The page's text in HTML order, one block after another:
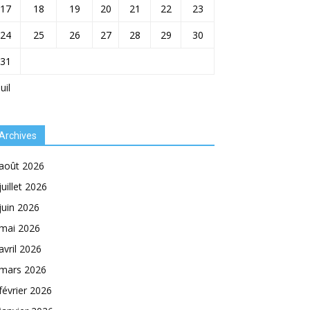
17 18 19 20 21 22
23
24
25 26 27 28 29
30
31
2026
2026
2026
2026
2026
2026
2026